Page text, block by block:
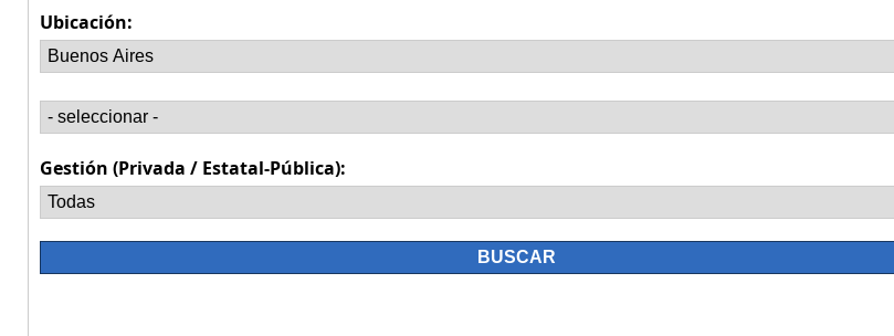
Ubicación:
Gestión (Privada / Estatal-Pública):